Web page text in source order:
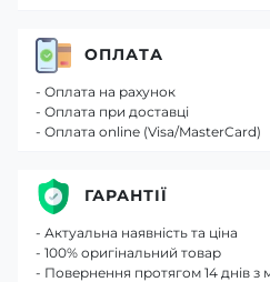
ОПЛАТА
- Оплата на рахунок
- Оплата при доставці
- Оплата online (Visa/MasterCard)
ГАРАНТІЇ
- Актуальна наявність та ціна
- 100% оригінальний товар
- Повернення протягом 14 днів